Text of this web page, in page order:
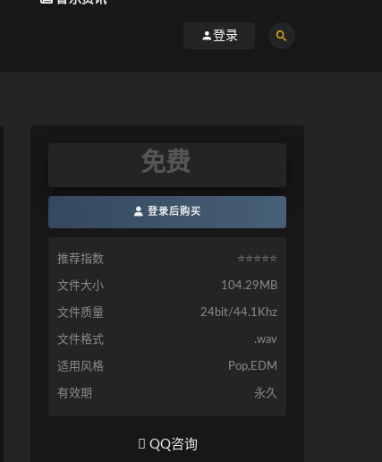
登录
免费
登录后购买
推荐指数 ⭐️⭐️⭐️⭐️⭐️
文件大小 104.29MB
文件质量 24bit/44.1Khz
文件格式 .wav
适用风格 Pop,EDM
有效期 永久
QQ咨询